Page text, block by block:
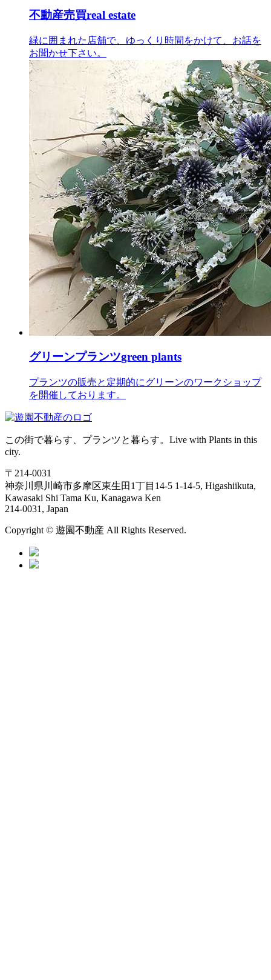
不動産売買real estate
緑に囲まれた店舗で、ゆっくり時間をかけて、お話を
お聞かせ下さい。
グリーンプランツgreen plants
プランツの販売と定期的にグリーンのワークショップ
を開催しております。
この街で暮らす、プランツと暮らす。 Live with Plants in this
city.
〒214-0031
神奈川県川崎市多摩区東生田1丁目14-5 1-14-5, Higashiikuta,
Kawasaki Shi Tama Ku, Kanagawa Ken
214-0031, Japan
Copyright © 遊園不動産 All Rights Reserved.